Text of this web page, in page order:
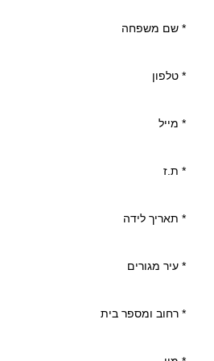
* שם משפחה
* טלפון
* מייל
* ת.ז
* תאריך לידה
* עיר מגורים
* רחוב ומספר בית